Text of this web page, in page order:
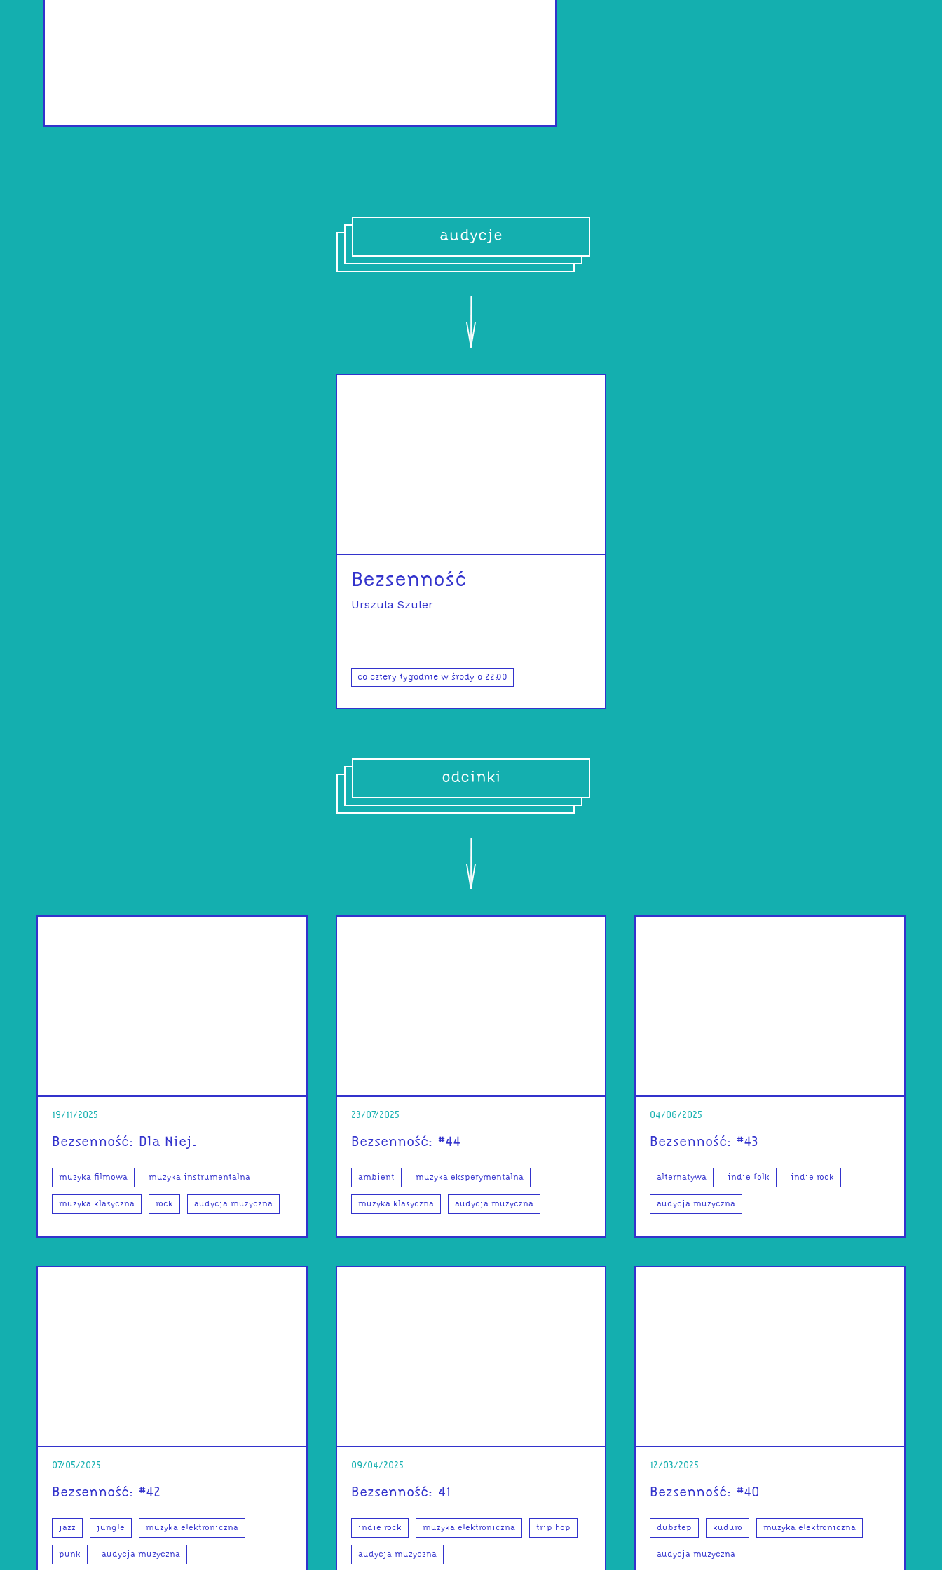
ciekawe dźwięki, którymi będę się dzielić.
audycje
Bezsenność
Urszula Szuler
co cztery tygodnie w środy o 22:00
odcinki
19/11/2025
Bezsenność: Dla Niej.
muzyka filmowa muzyka instrumentalna
muzyka klasyczna rock audycja muzyczna
23/07/2025
Bezsenność: #44
ambient muzyka eksperymentalna
muzyka klasyczna audycja muzyczna
04/06/2025
Bezsenność: #43
alternatywa indie folk indie rock
audycja muzyczna
07/05/2025
Bezsenność: #42
jazz jungle muzyka elektroniczna
punk audycja muzyczna
09/04/2025
Bezsenność: 41
indie rock muzyka elektroniczna trip hop
audycja muzyczna
12/03/2025
Bezsenność: #40
dubstep kuduro muzyka elektroniczna
audycja muzyczna